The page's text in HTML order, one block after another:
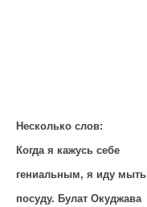
Несколько слов:
Когда я кажусь себе
гениальным, я иду мыть
посуду. Булат Окуджава